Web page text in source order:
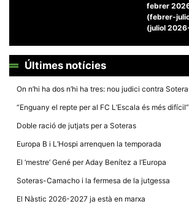
febrer
(febrer-
(juliol
Últimes notícies
On n’hi ha dos n’hi ha tres: nou judici contra
“Enguany el repte per al FC L’Escala és més difícil”
Doble ració de jutjats per a Soteras
Europa B i L’Hospi arrenquen la temporada
El ‘mestre’ Gené per Aday Benítez a l’Europa
Soteras-Camacho i la fermesa de la jutgessa
El Nàstic 2026-2027 ja està en marxa
cookies no
web.